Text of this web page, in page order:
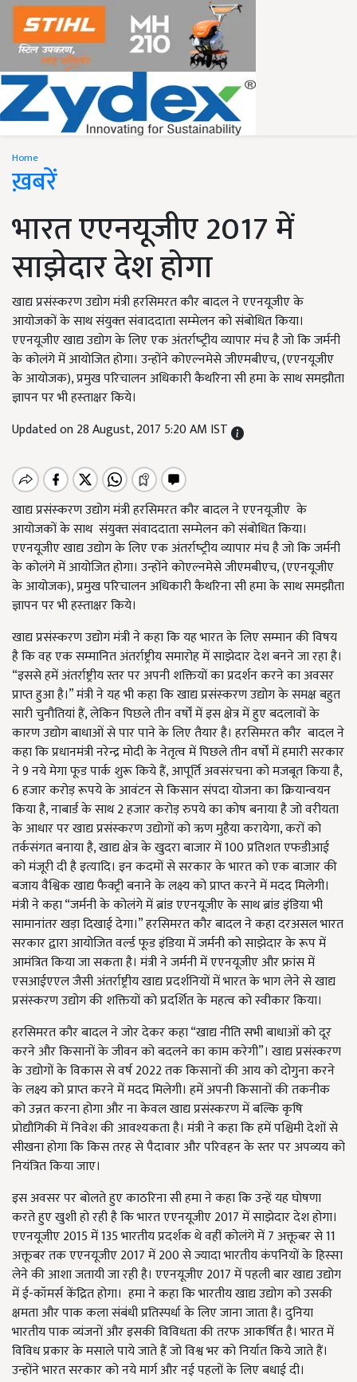
Home
ख़बरें
भारत एएनयूजीए 2017 में
साझेदार देश होगा
खाद्य प्रसंस्‍करण उद्योग मंत्री हरसिमरत कौर बादल ने एएनयूजीए के
आयोजकों के साथ संयुक्‍त संवाददाता सम्‍मेलन को संबोधित किया।
एएनयूजीए खाद्य उद्योग के लिए एक अंतर्राष्‍ट्रीय व्‍यापार मंच है जो कि जर्मनी
के कोलंगे में आयोजित होगा। उन्‍होंने कोएल्‍नमेसे जीएमबीएच, (एएनयूजीए
के आयो‍जक), प्रमुख परिचालन अधिकारी कैथरिना सी हमा के साथ समझौता
ज्ञापन पर भी हस्‍ताक्षर किये।
Updated on 28 August, 2017 5:20 AM IST
खाद्य प्रसंस्‍करण उद्योग मंत्री हरसिमरत कौर बादल ने एएनयूजीए के
आयोजकों के साथ संयुक्‍त संवाददाता सम्‍मेलन को संबोधित किया।
एएनयूजीए खाद्य उद्योग के लिए एक अंतर्राष्‍ट्रीय व्‍यापार मंच है जो कि जर्मनी
के कोलंगे में आयोजित होगा। उन्‍होंने कोएल्‍नमेसे जीएमबीएच, (एएनयूजीए
के आयो‍जक), प्रमुख परिचालन अधिकारी कैथरिना सी हमा के साथ समझौता
ज्ञापन पर भी हस्‍ताक्षर किये।
खाद्य प्रसंस्‍करण उद्योग मंत्री ने कहा कि यह भारत के लिए सम्मान की विषय
है कि वह एक सम्मानित अंतर्राष्ट्रीय समारोह में साझेदार देश बनने जा रहा है।
“इससे हमें अंतर्राष्ट्रीय स्तर पर अपनी शक्तियों का प्रदर्शन करने का अवसर
प्राप्त हुआ है।” मंत्री ने यह भी कहा कि खाद्य प्रसंस्‍करण उद्योग के समक्ष बहुत
सारी चुनौतियां हैं, लेकिन पिछले तीन वर्षों में इस क्षेत्र में हुए बदलावों के
कारण उद्योग बाधाओं से पार पाने के लिए तैयार है। हरसिमरत कौर बादल ने
कहा कि प्रधानमंत्री नरेन्द्र मोदी के नेतृत्व में पिछले तीन वर्षों में हमारी सरकार
ने 9 नये मेगा फूड पार्क शुरू किये हैं, आपूर्ति अवसंरचना को मजबूत किया है,
6 हजार करोड़ रूपये के आवंटन से किसान संपदा योजना का क्रियान्वयन
किया है, नाबार्ड के साथ 2 हजार करोड़ रुपये का कोष बनाया है जो वरीयता
के आधार पर खाद्य प्रसंस्‍करण उद्योगों को ऋण मुहैया करायेगा, करों को
तर्कसंगत बनाया है, खाद्य क्षेत्र के खुदरा बाजार में 100 प्रतिशत एफडीआई
को मंजूरी दी है इत्यादि। इन कदमों से सरकार के भारत को एक बाजार की
बजाय वैश्विक खाद्य फैक्ट्री बनाने के लक्ष्य को प्राप्त करने में मदद मिलेगी।
मंत्री ने कहा “जर्मनी के कोलंगे में ब्रांड एएनयूजीए के साथ ब्रांड इंडिया भी
सामानांतर खड़ा दिखाई देगा।” हरसिमरत कौर बादल ने कहा दरअसल भारत
सरकार द्वारा आयोजित वर्ल्ड फूड इंडिया में जर्मनी को साझेदार के रूप में
आमंत्रित किया जा सकता है। मंत्री ने जर्मनी में एएनयूजीए और फ्रांस में
एसआईएएल जैसी अंतर्राष्ट्रीय खाद्य प्रदर्शनियों में भारत के भाग लेने से खाद्य
प्रसंस्‍करण उद्योग की शक्तियों को प्रदर्शित के महत्व को स्वीकार किया।
हरसिमरत कौर बादल ने जोर देकर कहा “खाद्य नीति सभी बाधाओं को दूर
करने और किसानों के जीवन को बदलने का काम करेगी”। खाद्य प्रसंस्करण
के उद्योगों के विकास से वर्ष 2022 तक किसानों की आय को दोगुना करने
के लक्ष्य को प्राप्त करने में मदद मिलेगी। हमें अपनी किसानों की तकनीक
को उन्नत करना होगा और ना केवल खाद्य प्रसंस्करण में बल्कि कृषि
प्रोद्यौगिकी में निवेश की आवश्यकता है। मंत्री ने कहा कि हमें पश्चिमी देशों से
सीखना होगा कि किस तरह से पैदावार और परिवहन के स्तर पर अपव्यय को
नियंत्रित किया जाए।
इस अवसर पर बोलते हुए काठरिना सी हमा ने कहा कि उन्हें यह घोषणा
करते हुए खुशी हो रही है कि भारत एएनयूजीए 2017 में साझेदार देश होगा।
एएनयूजीए 2015 में 135 भारतीय प्रदर्शक थे वहीं कोलंगे में 7 अक्तूबर से 11
अक्तूबर तक एएनयूजीए 2017 में 200 से ज्यादा भारतीय कंपनियों के हिस्सा
लेने की आशा जतायी जा रही है। एएनयूजीए 2017 में पहली बार खाद्य उद्योग
में ई-कॉमर्स केंद्रित होगा। हमा ने कहा कि भारतीय खाद्य उद्योग को उसकी
क्षमता और पाक कला संबंधी प्रतिस्पर्धा के लिए जाना जाता है। दुनिया
भारतीय पाक व्यंजनों और इसकी विविधता की तरफ आकर्षित है। भारत में
विविध प्रकार के मसाले पाये जाते हैं जो विश्व भर को निर्यात किये जाते हैं।
उन्होंने भारत सरकार को नये मार्ग और नई पहलों के लिए बधाई दी।